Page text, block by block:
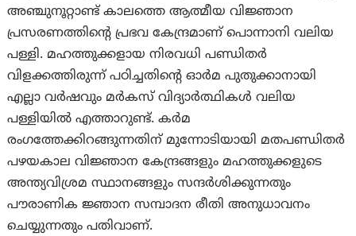
അഞ്ചുനൂറ്റാണ്ട് കാലത്തെ ആത്മീയ വിജ്ഞാന
പ്രസരണത്തിന്റെ പ്രഭവ കേന്ദ്രമാണ് പൊന്നാനി വലിയ
പള്ളി. മഹത്തുക്കളായ നിരവധി പണ്ഡിതർ
വിളക്കത്തിരുന്ന് പഠിച്ചതിന്റെ ഓർമ പുതുക്കാനായി
എല്ലാ വർഷവും മർകസ് വിദ്യാർത്ഥികൾ വലിയ
പള്ളിയിൽ എത്താറുണ്ട്. കർമ
രംഗത്തേക്കിറങ്ങുന്നതിന് മുന്നോടിയായി മതപണ്ഡിതർ
പഴയകാല വിജ്ഞാന കേന്ദ്രങ്ങളും മഹത്തുക്കളുടെ
അന്ത്യവിശ്രമ സ്ഥാനങ്ങളും സന്ദർശിക്കുന്നതും
പൗരാണിക ജ്ഞാന സമ്പാദന രീതി അനുധാവനം
ചെയ്യുന്നതും പതിവാണ്.